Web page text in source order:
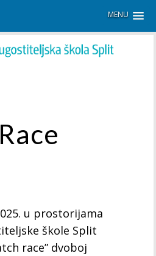
MENU
u prostorijama
škole Split
race” dvoboj